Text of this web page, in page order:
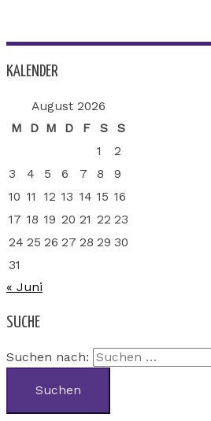
KALENDER
August 2026
M
D M D F S
S
1
2
3
4 5 6 7 8
9
10 11 12 13 14 15 16
17 18 19 20 21 22 23
24 25 26 27 28 29 30
31
« Juni
SUCHE
Suchen nach: